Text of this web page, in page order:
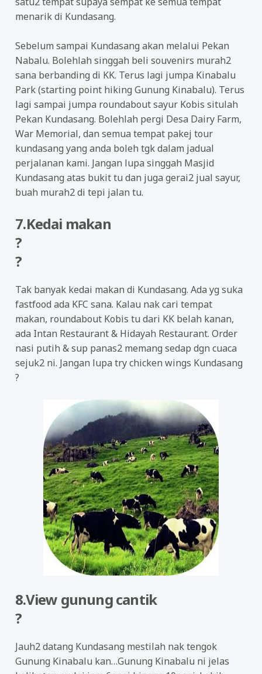
menarik di Kundasang.
Sebelum sampai Kundasang akan melalui Pekan
Nabalu. Bolehlah singgah beli souvenirs murah2
sana berbanding di KK. Terus lagi jumpa Kinabalu
Park (starting point hiking Gunung Kinabalu). Terus
lagi sampai jumpa roundabout sayur Kobis situlah
Pekan Kundasang. Bolehlah pergi Desa Dairy Farm,
War Memorial, dan semua tempat pakej tour
kundasang yang anda boleh tgk dalam jadual
perjalanan kami. Jangan lupa singgah Masjid
Kundasang atas bukit tu dan juga gerai2 jual sayur,
buah murah2 di tepi jalan tu.
7.Kedai makan
?
?
Tak banyak kedai makan di Kundasang. Ada yg suka
fastfood ada KFC sana. Kalau nak cari tempat
makan, roundabout Kobis tu dari KK belah kanan,
ada Intan Restaurant & Hidayah Restaurant. Order
nasi putih & sup panas2 memang sedap dgn cuaca
sejuk2 ni. Jangan lupa try chicken wings Kundasang
?
8.View gunung cantik
?
Jauh2 datang Kundasang mestilah nak tengok
Gunung Kinabalu kan…Gunung Kinabalu ni jelas